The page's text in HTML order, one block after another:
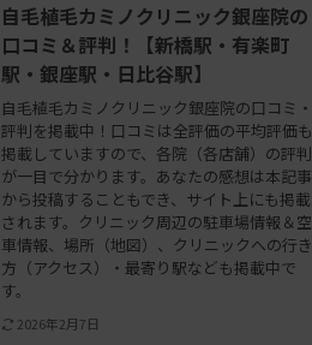
自毛植毛カミノクリニック銀座院の
口コミ＆評判！【新橋駅・有楽町
駅・銀座駅・日比谷駅】
自毛植毛カミノクリニック銀座院の口コミ・
評判を掲載中！口コミは全評価の平均評価も
掲載していますので、各院（各店舗）の評判
が一目で分かります。あなたの感想は本記事
から投稿することもでき、サイト上にも掲載
されます。クリニック周辺の駐車場情報＆空
車情報、場所（地図）、クリニックへの行き
方（アクセス）・最寄り駅なども掲載中で
す。
2026年2月7日